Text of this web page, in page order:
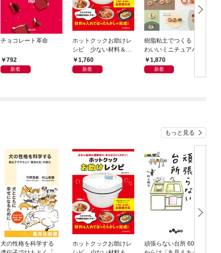
チョコレート革命
792
新着
ホットクックお助けレ
シピ 少ない材料＆調
味料で、あとはスイッ
チポン！
1,760
新着
樹脂粘土でつくる か
わいいミニチュアパ
ン ベーキングパウダ
ーでふっくらふくら
む！ 電子レンジで乾
1,870
新着
もっと見る
犬の性格を科学する
ホットクックお助けレ
頑張らない台所 60歳